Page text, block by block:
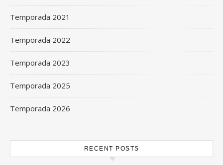
Temporada 2021
Temporada 2022
Temporada 2023
Temporada 2025
Temporada 2026
RECENT POSTS